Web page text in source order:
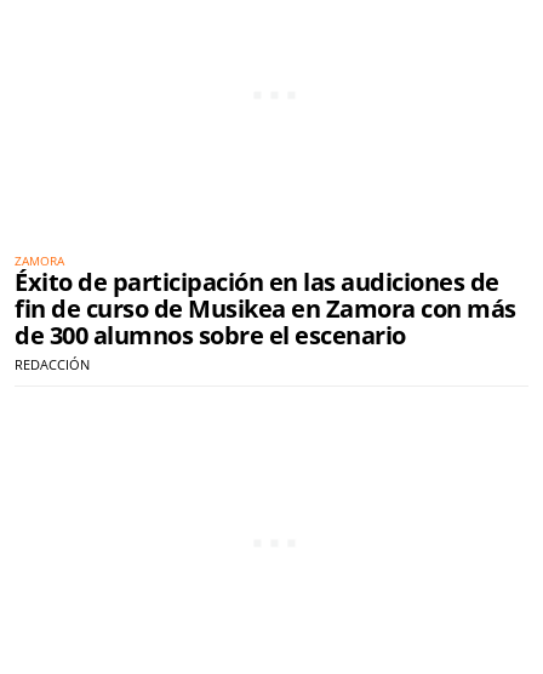
ZAMORA
Éxito de participación en las audiciones de
fin de curso de Musikea en Zamora con más
de 300 alumnos sobre el escenario
REDACCIÓN